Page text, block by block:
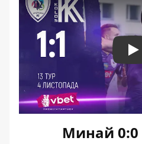
Минай 0:0